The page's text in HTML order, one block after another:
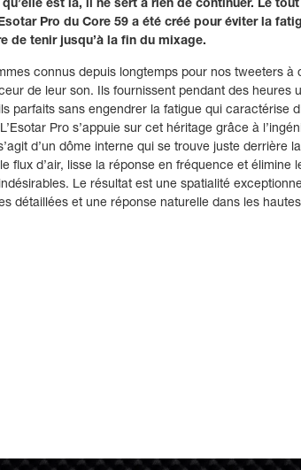
est là, il ne sert à rien de continuer. Le tout
Pro du Core 59 a été créé pour éviter la
de tenir jusqu’à la fin du mixage.
connus depuis longtemps pour nos tweeters à
de leur son. Ils fournissent pendant des heures
parfaits sans engendrer la fatigue qui caractérise
Pro s’appuie sur cet héritage grâce à
d’un dôme interne qui se trouve juste derrière
flux d’air, lisse la réponse en fréquence et élimine
Le résultat est une spatialité
détaillées et une réponse naturelle dans les